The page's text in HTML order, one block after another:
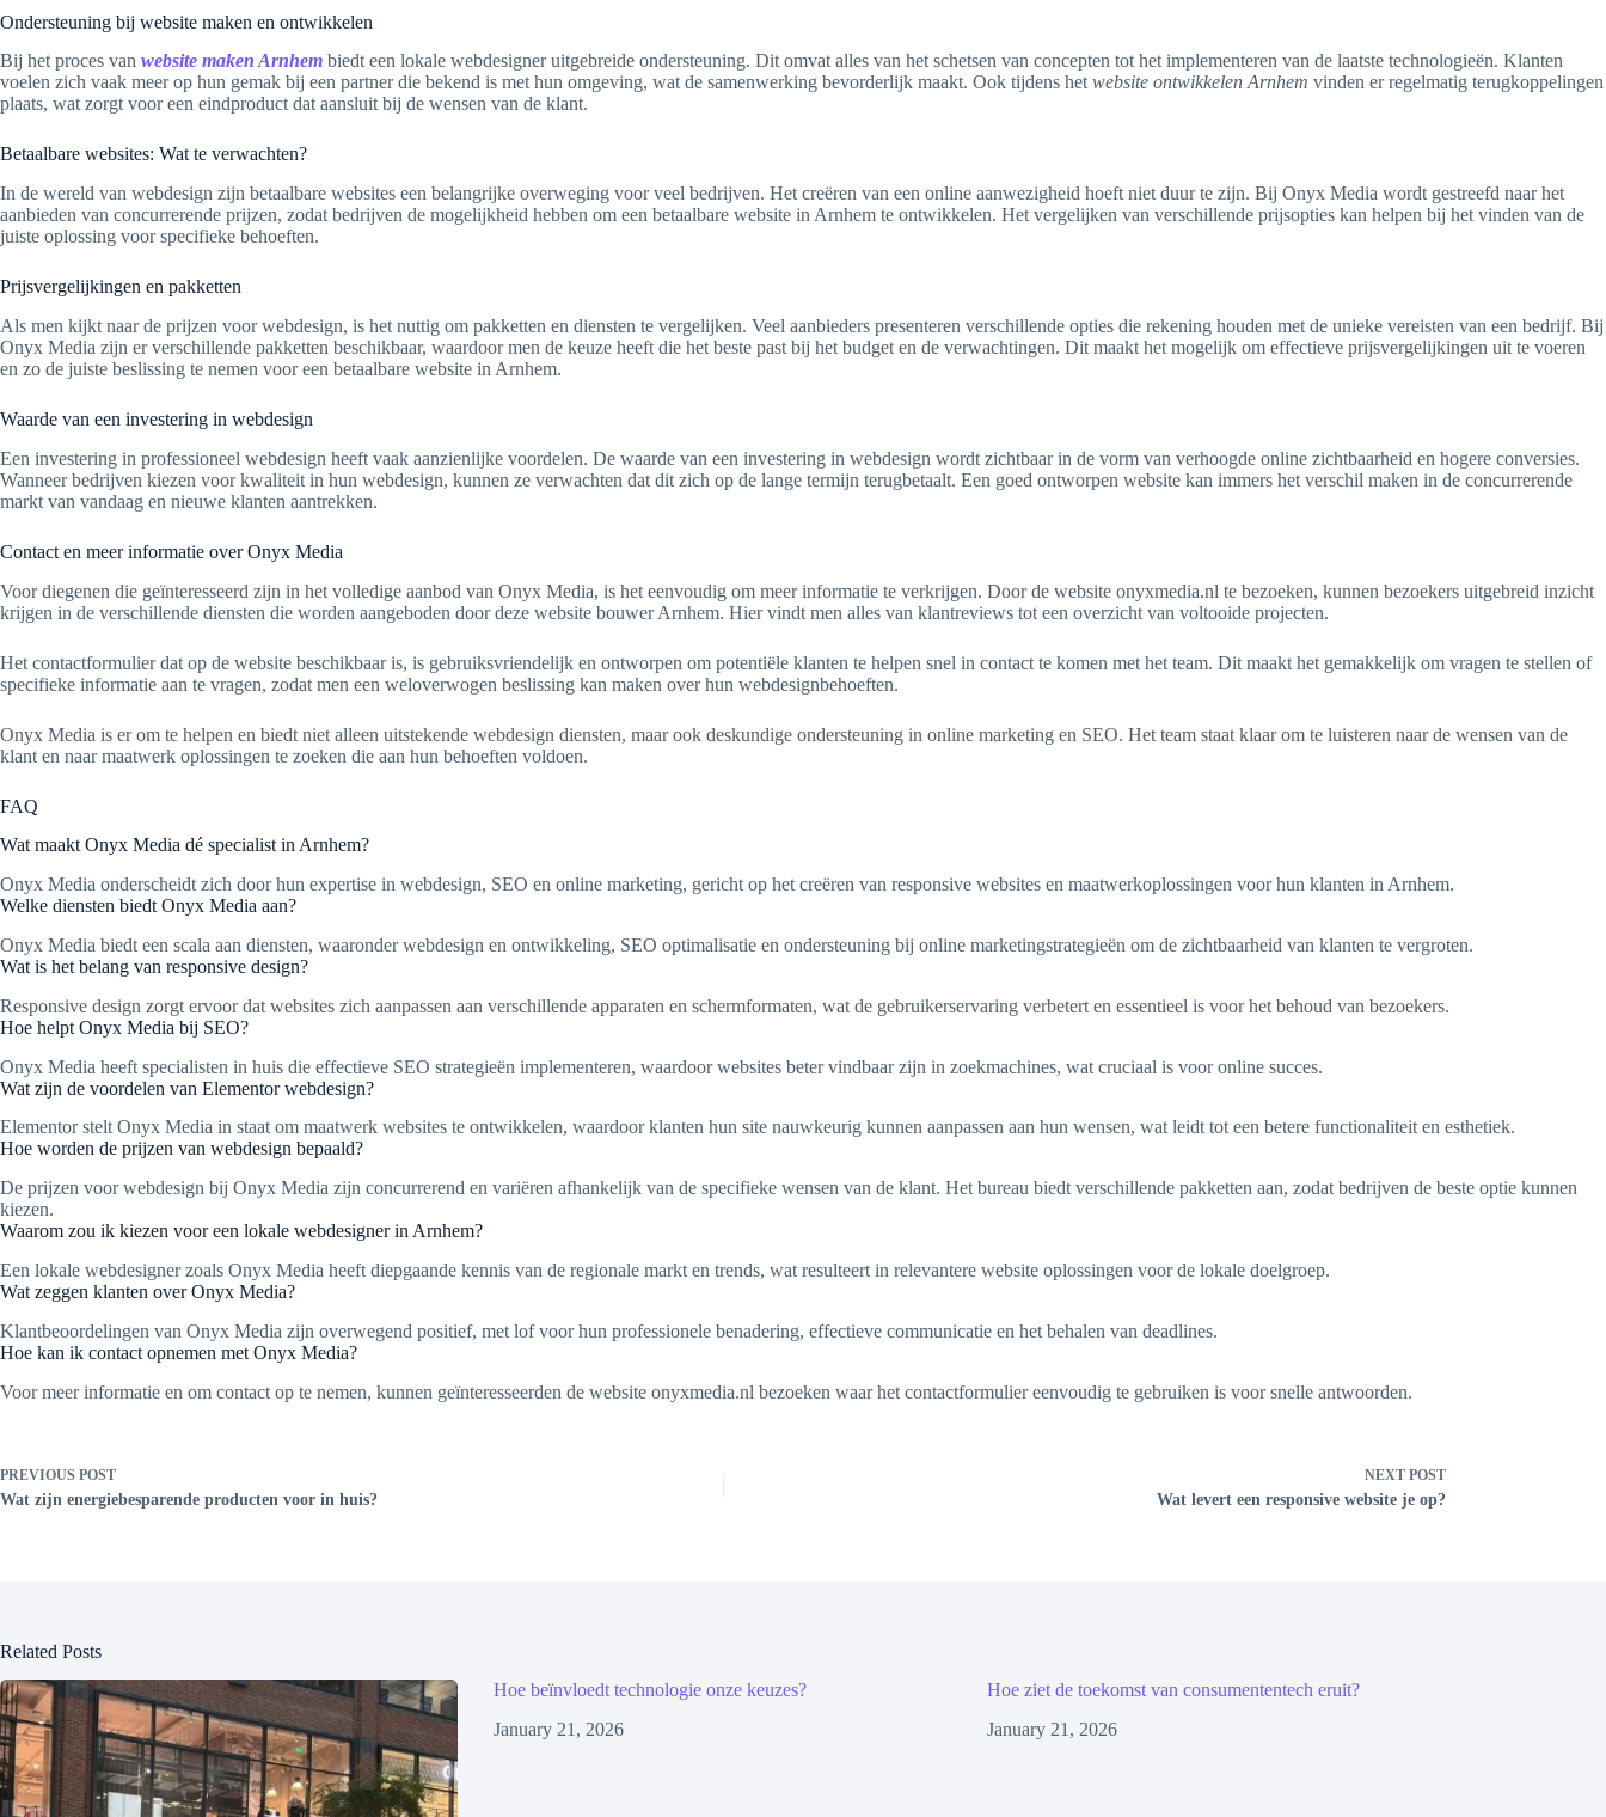
Ondersteuning bij website maken en ontwikkelen
Bij het proces van website maken Arnhem biedt een lokale webdesigner uitgebreide ondersteuning. Dit omvat alles van het schetsen van concepten tot het implementeren van de laatste technologieën. Klanten
voelen zich vaak meer op hun gemak bij een partner die bekend is met hun omgeving, wat de samenwerking bevorderlijk maakt. Ook tijdens het website ontwikkelen Arnhem vinden er regelmatig terugkoppelingen
plaats, wat zorgt voor een eindproduct dat aansluit bij de wensen van de klant.
Betaalbare websites: Wat te verwachten?
In de wereld van webdesign zijn betaalbare websites een belangrijke overweging voor veel bedrijven. Het creëren van een online aanwezigheid hoeft niet duur te zijn. Bij Onyx Media wordt gestreefd naar het
aanbieden van concurrerende prijzen, zodat bedrijven de mogelijkheid hebben om een betaalbare website in Arnhem te ontwikkelen. Het vergelijken van verschillende prijsopties kan helpen bij het vinden van de
juiste oplossing voor specifieke behoeften.
Prijsvergelijkingen en pakketten
Als men kijkt naar de prijzen voor webdesign, is het nuttig om pakketten en diensten te vergelijken. Veel aanbieders presenteren verschillende opties die rekening houden met de unieke vereisten van een bedrijf. Bij
Onyx Media zijn er verschillende pakketten beschikbaar, waardoor men de keuze heeft die het beste past bij het budget en de verwachtingen. Dit maakt het mogelijk om effectieve prijsvergelijkingen uit te voeren
en zo de juiste beslissing te nemen voor een betaalbare website in Arnhem.
Waarde van een investering in webdesign
Een investering in professioneel webdesign heeft vaak aanzienlijke voordelen. De waarde van een investering in webdesign wordt zichtbaar in de vorm van verhoogde online zichtbaarheid en hogere conversies.
Wanneer bedrijven kiezen voor kwaliteit in hun webdesign, kunnen ze verwachten dat dit zich op de lange termijn terugbetaalt. Een goed ontworpen website kan immers het verschil maken in de concurrerende
markt van vandaag en nieuwe klanten aantrekken.
Contact en meer informatie over Onyx Media
Voor diegenen die geïnteresseerd zijn in het volledige aanbod van Onyx Media, is het eenvoudig om meer informatie te verkrijgen. Door de website onyxmedia.nl te bezoeken, kunnen bezoekers uitgebreid inzicht
krijgen in de verschillende diensten die worden aangeboden door deze website bouwer Arnhem. Hier vindt men alles van klantreviews tot een overzicht van voltooide projecten.
Het contactformulier dat op de website beschikbaar is, is gebruiksvriendelijk en ontworpen om potentiële klanten te helpen snel in contact te komen met het team. Dit maakt het gemakkelijk om vragen te stellen of
specifieke informatie aan te vragen, zodat men een weloverwogen beslissing kan maken over hun webdesignbehoeften.
Onyx Media is er om te helpen en biedt niet alleen uitstekende webdesign diensten, maar ook deskundige ondersteuning in online marketing en SEO. Het team staat klaar om te luisteren naar de wensen van de
klant en naar maatwerk oplossingen te zoeken die aan hun behoeften voldoen.
FAQ
Wat maakt Onyx Media dé specialist in Arnhem?
Onyx Media onderscheidt zich door hun expertise in webdesign, SEO en online marketing, gericht op het creëren van responsive websites en maatwerkoplossingen voor hun klanten in Arnhem.
Welke diensten biedt Onyx Media aan?
Onyx Media biedt een scala aan diensten, waaronder webdesign en ontwikkeling, SEO optimalisatie en ondersteuning bij online marketingstrategieën om de zichtbaarheid van klanten te vergroten.
Wat is het belang van responsive design?
Responsive design zorgt ervoor dat websites zich aanpassen aan verschillende apparaten en schermformaten, wat de gebruikerservaring verbetert en essentieel is voor het behoud van bezoekers.
Hoe helpt Onyx Media bij SEO?
Onyx Media heeft specialisten in huis die effectieve SEO strategieën implementeren, waardoor websites beter vindbaar zijn in zoekmachines, wat cruciaal is voor online succes.
Wat zijn de voordelen van Elementor webdesign?
Elementor stelt Onyx Media in staat om maatwerk websites te ontwikkelen, waardoor klanten hun site nauwkeurig kunnen aanpassen aan hun wensen, wat leidt tot een betere functionaliteit en esthetiek.
Hoe worden de prijzen van webdesign bepaald?
De prijzen voor webdesign bij Onyx Media zijn concurrerend en variëren afhankelijk van de specifieke wensen van de klant. Het bureau biedt verschillende pakketten aan, zodat bedrijven de beste optie kunnen
kiezen.
Waarom zou ik kiezen voor een lokale webdesigner in Arnhem?
Een lokale webdesigner zoals Onyx Media heeft diepgaande kennis van de regionale markt en trends, wat resulteert in relevantere website oplossingen voor de lokale doelgroep.
Wat zeggen klanten over Onyx Media?
Klantbeoordelingen van Onyx Media zijn overwegend positief, met lof voor hun professionele benadering, effectieve communicatie en het behalen van deadlines.
Hoe kan ik contact opnemen met Onyx Media?
Voor meer informatie en om contact op te nemen, kunnen geïnteresseerden de website onyxmedia.nl bezoeken waar het contactformulier eenvoudig te gebruiken is voor snelle antwoorden.
PREVIOUS POST
Wat zijn energiebesparende producten voor in huis?
NEXT POST
Wat levert een responsive website je op?
Related Posts
Hoe beïnvloedt technologie onze keuzes?
January 21, 2026
Hoe ziet de toekomst van consumententech eruit?
January 21, 2026